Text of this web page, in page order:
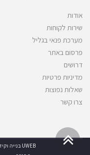
אודות
שירות לקוחות
מערכת פנאי בגליל
פרסום באתר
דרושים
מדיניות פרטיות
שאלות נפוצות
צרו קשר
UWEB בנייה וקידום אתרים | UWEB DIGITAL AGENCY
גלילה